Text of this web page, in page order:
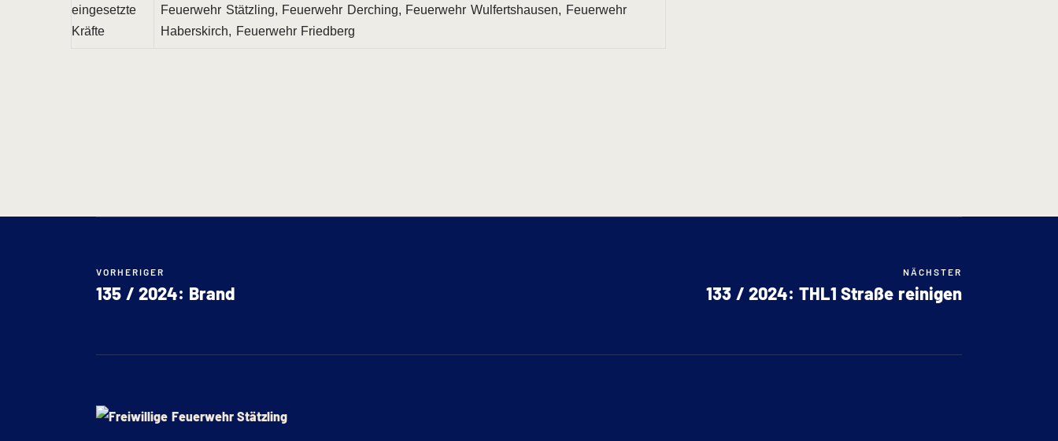
eingesetzte
Kräfte
Feuerwehr Stätzling, Feuerwehr Derching, Feuerwehr Wulfertshausen, Feuerwehr
Haberskirch, Feuerwehr Friedberg
NÄCHSTER
133 / 2024: THL1 Straße reinigen
VORHERIGER
135 / 2024: Brand